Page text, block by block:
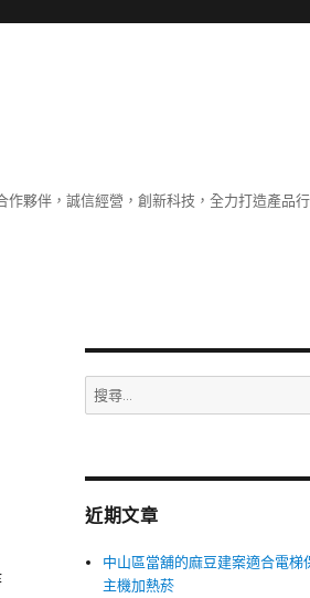
夥伴，誠信經營，創新科技，全力打造產品
搜
尋
字:
近期文章
中山區當舖的麻豆建案適合電梯
主機加熱菸